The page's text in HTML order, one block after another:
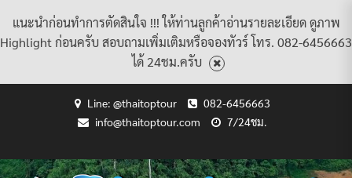
แนะนำก่อนทำการตัดสินใจ !!! ให้ท่านลูกค้าอ่านรายละเอียด ดูภาพ
Highlight ก่อนครับ สอบถามเพิ่มเติมหรือจองทัวร์ โทร. 082-6456663
ได้ 24ชม.ครับ
Line: @thaitoptour
082-6456663
info@thaitoptour.com
7/24ชม.
USACCOUNT
POLICY
ANDแพ็คเกจ
ต้อนรับ
กับทัวร์